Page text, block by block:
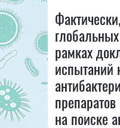
рамках
испытаний
на поиске